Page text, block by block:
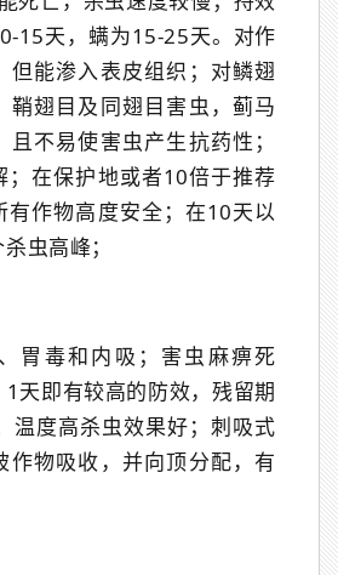
15天，螨为15-25天。对作
但能渗入表皮组织；对鳞翅
鞘翅目及同翅目害虫，蓟马
不易使害虫产生抗药性；
；在保护地或者10倍于推荐
有作物高度安全；在10天以
虫高峰；
胃毒和内吸；害虫麻痹死
天即有较高的防效，残留期
温度高杀虫效果好；刺吸式
作物吸收，并向顶分配，有